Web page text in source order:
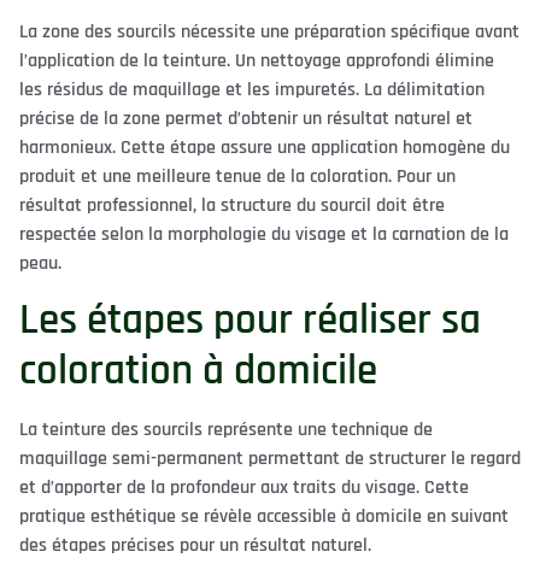
La zone des sourcils nécessite une préparation spécifique avant
l’application de la teinture. Un nettoyage approfondi élimine
les résidus de maquillage et les impuretés. La délimitation
précise de la zone permet d’obtenir un résultat naturel et
harmonieux. Cette étape assure une application homogène du
produit et une meilleure tenue de la coloration. Pour un
résultat professionnel, la structure du sourcil doit être
respectée selon la morphologie du visage et la carnation de la
peau.
Les étapes pour réaliser sa
coloration à domicile
La teinture des sourcils représente une technique de
maquillage semi-permanent permettant de structurer le regard
et d’apporter de la profondeur aux traits du visage. Cette
pratique esthétique se révèle accessible à domicile en suivant
des étapes précises pour un résultat naturel.